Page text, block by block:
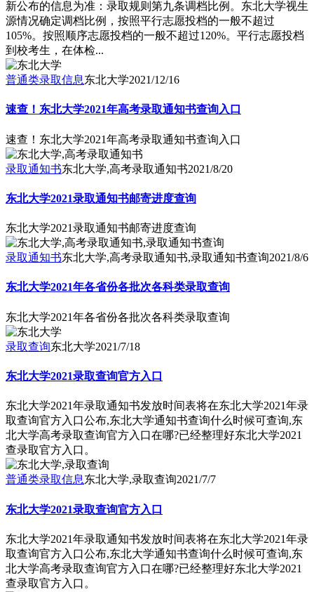
新公布的信息为准：录取规则第九条调档比例。东北大学视生
源情况确定调档比例，按照平行志愿投档的一般不超过
105%。按照顺序志愿投档的一般不超过120%。平行志愿投档
到校考生，在体检...
普通类录取信息东北大学2021/12/16
速查！东北大学2021年高考录取通知书查询入口
速查！东北大学2021年高考录取通知书查询入口
录取通知书东北大学,高考录取通知书2021/8/20
东北大学2021录取通知书邮寄进度查询
东北大学2021录取通知书邮寄进度查询
录取通知书东北大学,高考录取通知书,录取通知书查询2021/8/6
东北大学2021年各省份各批次各科类录取查询
东北大学2021年各省份各批次各科类录取查询
录取查询东北大学2021/7/18
东北大学2021录取查询官方入口
东北大学2021年录取通知书发放时间表将在东北大学2021年录
取查询官方入口公布,东北大学通知书查询什么时候可查询,东
北大学高考录取查询官方入口在哪?已经整理好东北大学2021
查录取官方入口。
普通类录取信息东北大学,录取查询2021/7/7
东北大学2021录取查询官方入口
东北大学2021年录取通知书发放时间表将在东北大学2021年录
取查询官方入口公布,东北大学通知书查询什么时候可查询,东
北大学高考录取查询官方入口在哪?已经整理好东北大学2021
查录取官方入口。